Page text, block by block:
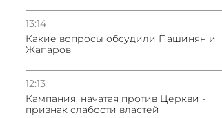
13:14
Какие вопросы обсудили Пашинян и
Жапаров
12:13
Кампания, начатая против Церкви -
признак слабости властей